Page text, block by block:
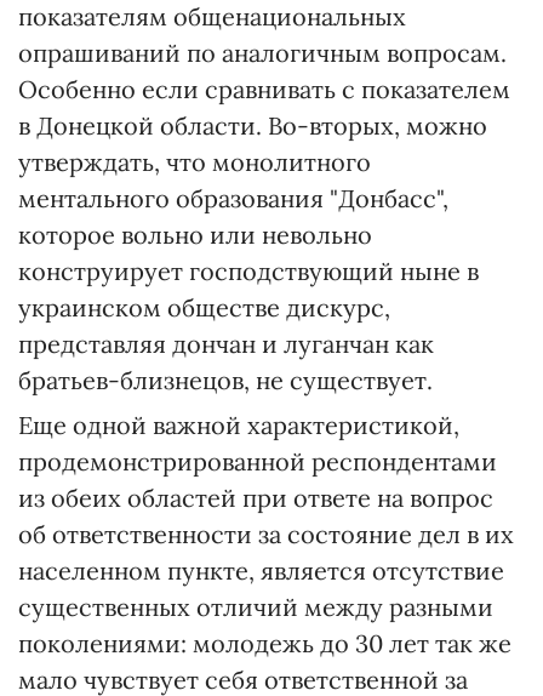
показателям общенациональных
опрашиваний по аналогичным вопросам.
Особенно если сравнивать с показателем
в Донецкой области. Во-вторых, можно
утверждать, что монолитного
ментального образования "Донбасс",
которое вольно или невольно
конструирует господствующий ныне в
украинском обществе дискурс,
представляя дончан и луганчан как
братьев-близнецов, не существует.
Еще одной важной характеристикой,
продемонстрированной респондентами
из обеих областей при ответе на вопрос
об ответственности за состояние дел в их
населенном пункте, является отсутствие
существенных отличий между разными
поколениями: молодежь до 30 лет так же
мало чувствует себя ответственной за